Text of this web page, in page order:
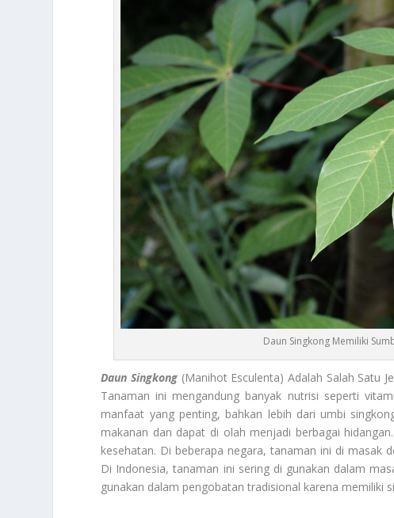
Daun Singkong Memiliki
Daun Singkong(Manihot Esculenta) Adalah Salah Satu
Tanaman ini mengandung banyak nutrisi seperti
manfaat yang penting, bahkan lebih dari umbi
makanan dan dapat di olah menjadi berbagai
kesehatan. Di beberapa negara, tanaman ini di masak
Di Indonesia, tanaman ini sering di gunakan dalam
gunakan dalam pengobatan tradisional karena memiliki